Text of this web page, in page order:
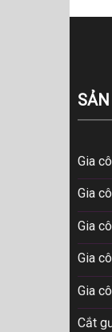
Gia
Gia
Gia
Gia
Gia
Cắt